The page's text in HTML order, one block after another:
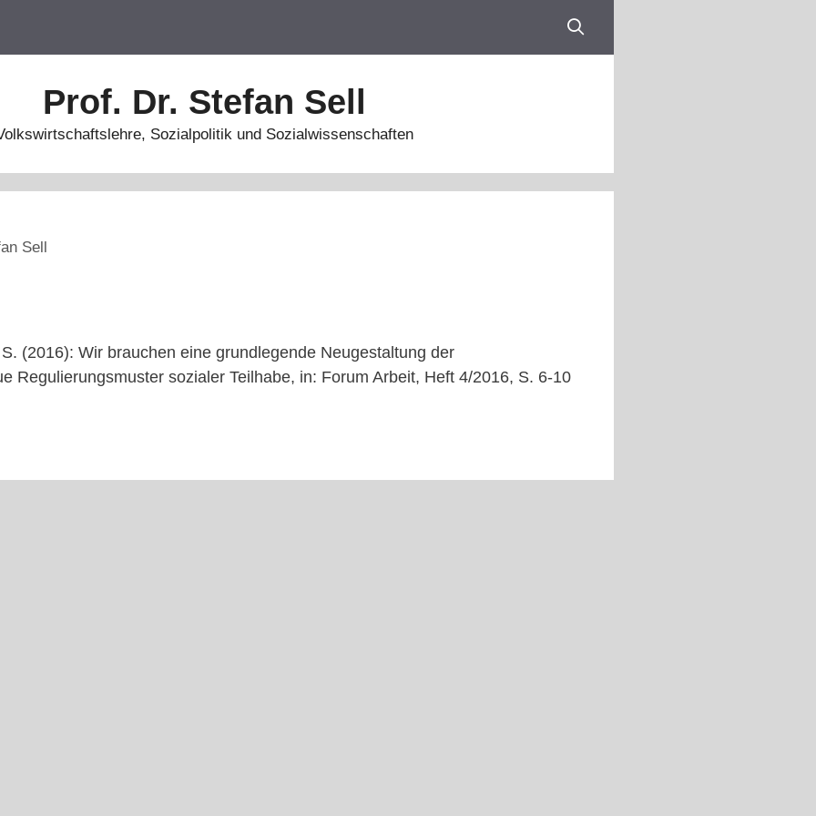
Prof. Dr. Stefan Sell
Sozialpolitik und Sozialwissenschaften
Sell
(2016): Wir brauchen eine grundlegende Neugestaltung der
Regulierungsmuster sozialer Teilhabe, in: Forum Arbeit, Heft 4/2016, S. 6-10